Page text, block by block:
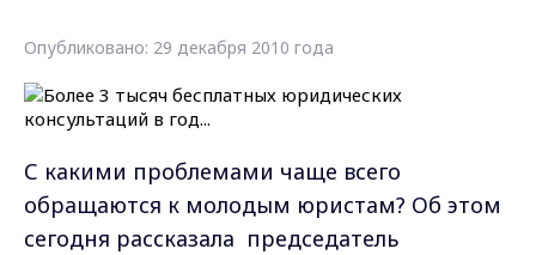
Опубликовано: 29 декабря 2010 года
С какими проблемами чаще всего
обращаются к молодым юристам? Об этом
сегодня рассказала председатель